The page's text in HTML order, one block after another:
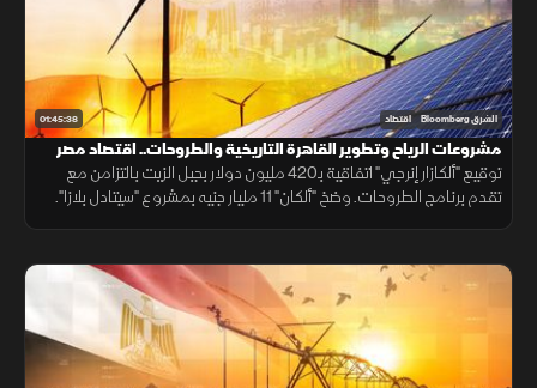
01:45:38 الشرق Bloomberg اقتصاد
مشروعات الرياح وتطوير القاهرة التاريخية والطروحات.. اقتصاد مصر
ينتعش
توقيع "ألكازار إنرجي" اتفاقية بـ420 مليون دولار بجبل الزيت بالتزامن مع
تقدم برنامج الطروحات. وضخ "ألكان" 11 مليار جنيه بمشروع "سيتادل بلازا".